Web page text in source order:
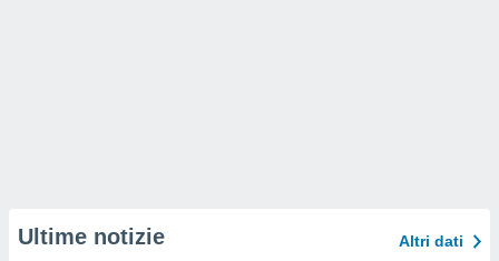
Ultime notizie Altri dati